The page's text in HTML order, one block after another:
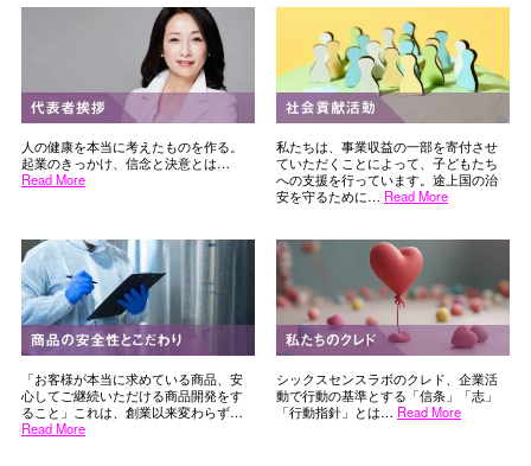
人の健康を本当に考えたものを作る。
起業のきっかけ、信念と決意とは…
Read More
私たちは、事業収益の一部を寄付させ
ていただくことによって、子どもたち
への支援を行っています。途上国の治
安を守るために… Read More
「お客様が本当に求めている商品、安
心してご継続いただける商品開発をす
ること」これは、創業以来変わらず…
Read More
シックスセンスラボのクレド、企業活
動で行動の基準とする「信条」「志」
「行動指針」とは… Read More